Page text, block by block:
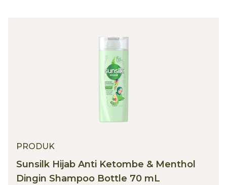
PRODUK
Sunsilk Hijab Anti Ketombe & Menthol
Dingin Shampoo Bottle 70 mL